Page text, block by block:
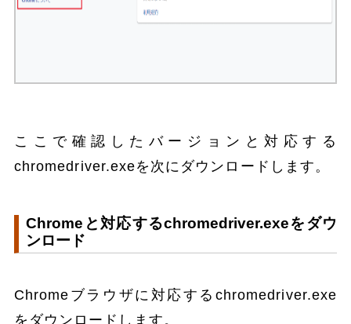
ここで確認したバージョンと対応する
chromedriver.exeを次にダウンロードします。
Chromeと対応するchromedriver.exeをダウ
ンロード
Chromeブラウザに対応するchromedriver.exe
をダウンロードします。